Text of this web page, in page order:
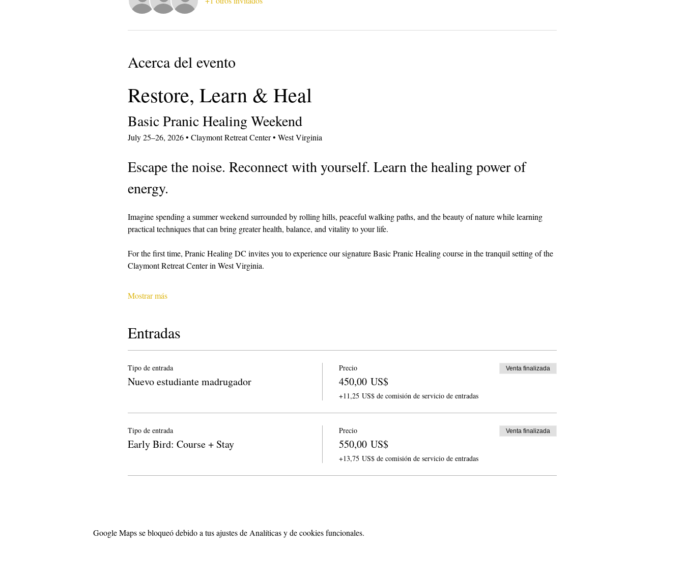
Acerca del evento
Restore, Learn & Heal
Basic Pranic Healing Weekend
July 25–26, 2026 • Claymont Retreat Center • West Virginia
Escape the noise. Reconnect with yourself. Learn the healing power of
energy.
Imagine spending a summer weekend surrounded by rolling hills, peaceful walking paths, and the beauty of nature while learning
practical techniques that can bring greater health, balance, and vitality to your life.
For the first time, Pranic Healing DC invites you to experience our signature Basic Pranic Healing course in the tranquil setting of the
Claymont Retreat Center in West Virginia.
Mostrar más
Entradas
Tipo de entrada
Nuevo estudiante madrugador
Precio
450,00 US$
+11,25 US$ de comisión de servicio de entradas
Venta finalizada
Tipo de entrada
Early Bird: Course + Stay
Precio
550,00 US$
+13,75 US$ de comisión de servicio de entradas
Venta finalizada
Google Maps se bloqueó debido a tus ajustes de Analíticas y de cookies funcionales.